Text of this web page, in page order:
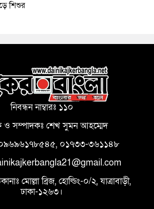
শিশুর
নিবন্ধন নাম্বারঃ ১১০
ও সম্পাদকঃ শেখ সুমন আহম্মেদ
০১৭৩৩-৩৬১১৪৮
মোল্লা ব্রিজ, হোল্ডিং-০/২, যাত্রাবাড়ী,
ঢাকা-১২৬৩।